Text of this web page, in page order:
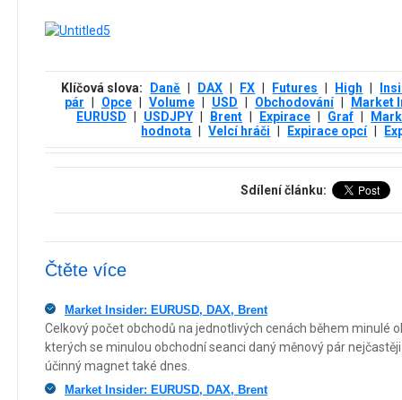
Klíčová slova: Daně DAX FX Futures High
pár
Opce Volume USD Obchodování
Market
EURUSD
USDJPY Brent Expirace Graf
hodnota
Velcí hráči Expirace opcí
Sdílení článku:
Čtěte více
Market Insider: EURUSD, DAX, Brent
Celkový počet obchodů na jednotlivých cenách během minulé
kterých se minulou obchodní seanci daný měnový pár
účinný magnet také dnes.
Market Insider: EURUSD, DAX, Brent